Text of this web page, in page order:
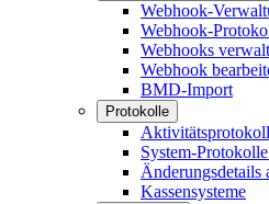
Webhook-
Webhook-
Webhooks
Webhook
BMD-Import
Protokolle
Aktivitätsprotokoll
System-
Änderungsdetails
Kassensysteme